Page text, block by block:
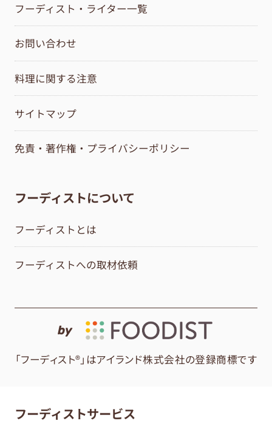
フーディスト・ライター一覧
お問い合わせ
料理に関する注意
サイトマップ
免責・著作権・プライバシーポリシー
フーディストについて
フーディストとは
フーディストへの取材依頼
by
「フーディスト®」はアイランド株式会社の登録商標です
フーディストサービス